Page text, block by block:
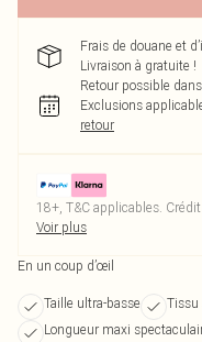
Frais de douane et
Livraison à gratuite !
Retour possible
Exclusions
retour
18+, T&C applicables.
Voir plus
En un coup d’œil
Taille ultra-basse
Tissu
Longueur maxi